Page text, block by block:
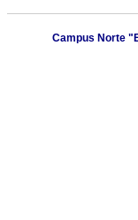
Campus Norte